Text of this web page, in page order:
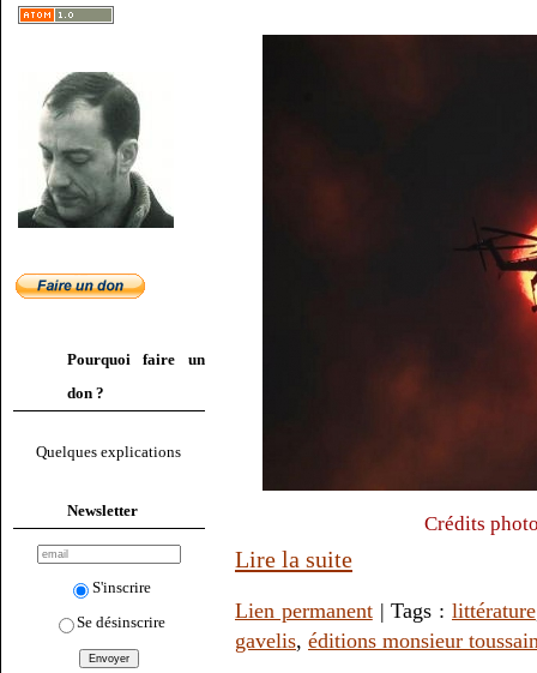
Pourquoi faire un
don ?
Quelques explications
Newsletter
S'inscrire
Se désinscrire
Crédits
Lire la suite
Lien permanent| Tags : littérature
gavelis, éditions monsieur